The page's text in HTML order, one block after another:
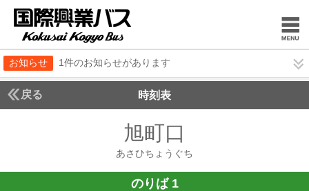
お知らせ 1件のお知らせがあります
戻る 時刻表
旭町口
あさひちょうぐち
のりば 1